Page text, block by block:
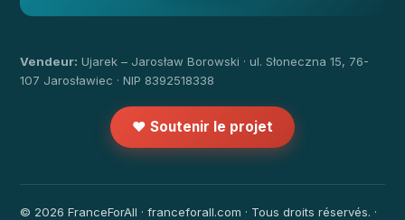
Vendeur: Ujarek – Jarosław Borowski · ul. Słoneczna 15, 76-
107 Jarosławiec · NIP 8392518338
❤️ Soutenir le projet
© 2026 FranceForAll · franceforall.com · Tous droits réservés. ·